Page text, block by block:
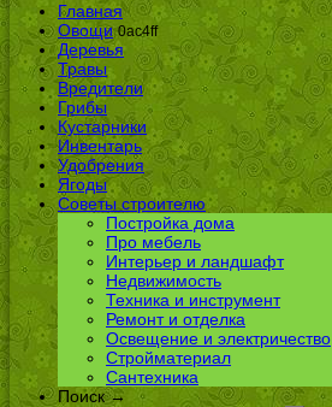
Главная
Овощи 0ac4ff
Деревья
Травы
Вредители
Грибы
Кустарники
Инвентарь
Удобрения
Ягоды
Советы строителю
Постройка дома
Про мебель
Интерьер и ландшафт
Недвижимость
Техника и инструмент
Ремонт и отделка
Освещение и электричество
Стройматериал
Сантехника
Поиск →